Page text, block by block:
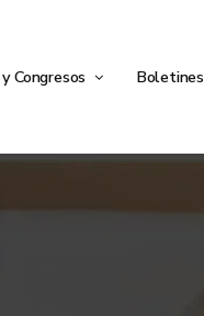
Congresos Boletines